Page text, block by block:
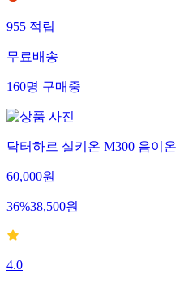
955적립
무료배송
160명구매중
닥터하르 실키온 M300 음이
60,000원
36%38,500원
4.0